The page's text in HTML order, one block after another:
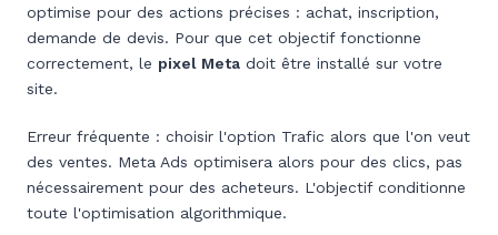
optimise pour des actions précises : achat, inscription,
demande de devis. Pour que cet objectif fonctionne
correctement, le pixel Meta doit être installé sur votre
site.
Erreur fréquente : choisir l'option Trafic alors que l'on veut
des ventes. Meta Ads optimisera alors pour des clics, pas
nécessairement pour des acheteurs. L'objectif conditionne
toute l'optimisation algorithmique.